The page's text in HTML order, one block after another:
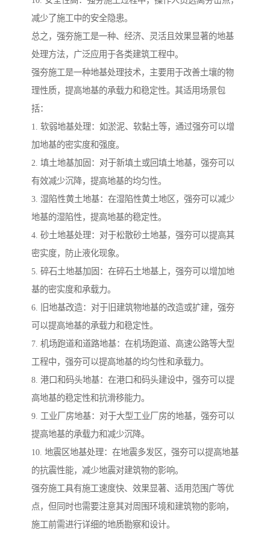
减少了施工中的安全隐患。
总之，强夯施工是一种、经济、灵活且效果显著的地基
处理方法，广泛应用于各类建筑工程中。
强夯施工是一种地基处理技术，主要用于改善土壤的物
理性质，提高地基的承载力和稳定性。其适用场景包
括：
1. 软弱地基处理：如淤泥、软黏土等，通过强夯可以增
加地基的密实度和强度。
2. 填土地基加固：对于新填土或回填土地基，强夯可以
有效减少沉降，提高地基的均匀性。
3. 湿陷性黄土地基：在湿陷性黄土地区，强夯可以减少
地基的湿陷性，提高地基的稳定性。
4. 砂土地基处理：对于松散砂土地基，强夯可以提高其
密实度，防止液化现象。
5. 碎石土地基加固：在碎石土地基上，强夯可以增加地
基的密实度和承载力。
6. 旧地基改造：对于旧建筑物地基的改造或扩建，强夯
可以提高地基的承载力和稳定性。
7. 机场跑道和道路地基：在机场跑道、高速公路等大型
工程中，强夯可以提高地基的均匀性和承载力。
8. 港口和码头地基：在港口和码头建设中，强夯可以提
高地基的稳定性和抗滑移能力。
9. 工业厂房地基：对于大型工业厂房的地基，强夯可以
提高地基的承载力和减少沉降。
10. 地震区地基处理：在地震多发区，强夯可以提高地基
的抗震性能，减少地震对建筑物的影响。
强夯施工具有施工速度快、效果显著、适用范围广等优
点，但同时也需要注意其对周围环境和建筑物的影响，
施工前需进行详细的地质勘察和设计。